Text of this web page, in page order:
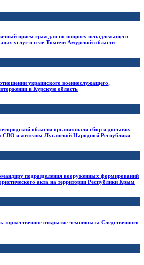
прием граждан по вопросу ненадлежащего
услуг в селе Томичи Амурской области
украинского военнослужащего,
в Курскую область
области организовали сбор и доставку
и жителям Луганской Народной Республики
подразделения вооруженных формирований
акта на территории Республики Крым
торжественное открытие чемпионата Следственного